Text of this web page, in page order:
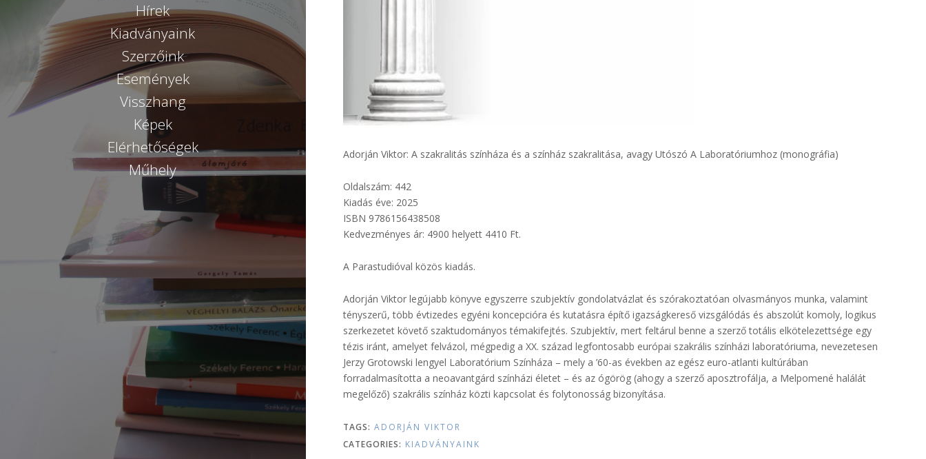
Hírek
Kiadványaink
Szerzőink
Események
Visszhang
Képek
Elérhetőségek
Műhely
Adorján Viktor: A szakralitás színháza és a színház szakralitása, avagy Utószó A Laboratóriumhoz (monográfia)
Oldalszám: 442
Kiadás éve: 2025
ISBN 9786156438508
Kedvezményes ár: 4900 helyett 4410 Ft.
A Parastudióval közös kiadás.
Adorján Viktor legújabb könyve egyszerre szubjektív gondolatvázlat és szórakoztatóan olvasmányos munka, valamint
tényszerű, több évtizedes egyéni koncepcióra és kutatásra építő igazságkereső vizsgálódás és abszolút komoly, logikus
szerkezetet követő szaktudományos témakifejtés. Szubjektív, mert feltárul benne a szerző totális elkötelezettsége egy
tézis iránt, amelyet felvázol, mégpedig a XX. század legfontosabb európai szakrális színházi laboratóriuma, nevezetesen
Jerzy Grotowski lengyel Laboratórium Színháza – mely a ’60-as években az egész euro-atlanti kultúrában
forradalmasította a neoavantgárd színházi életet – és az ógörög (ahogy a szerző aposztrofálja, a Melpomené halálát
megelőző) szakrális színház közti kapcsolat és folytonosság bizonyítása.
TAGS: ADORJÁN VIKTOR
CATEGORIES: KIADVÁNYAINK